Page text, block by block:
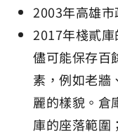
2003年高雄市
2017年棧貳庫
儘可能保存百
素，例如老牆
麗的樣貌。倉
庫的座落範圍